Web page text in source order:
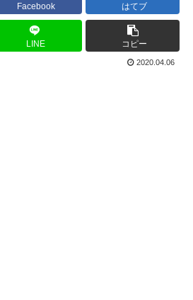
Facebook はてブ
LINE コピー
2020.04.06